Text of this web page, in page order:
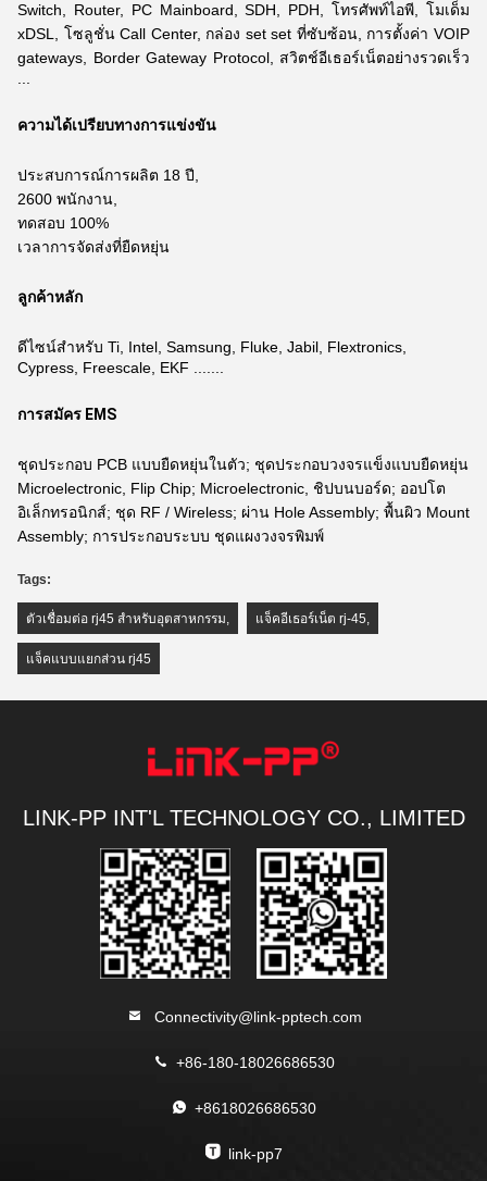
Switch, Router, PC Mainboard, SDH, PDH, โทรศัพท์ไอพี, โมเด็ม
xDSL,
โซลูชั่น Call Center, กล่อง set set ที่ซับซ้อน, การตั้งค่า VOIP
gateways, Border Gateway Protocol, สวิตช์อีเธอร์เน็ตอย่างรวดเร็ว
ความได้เปรียบทางการแข่งขัน
ประสบการณ์การผลิต 18 ปี,
2600 พนักงาน,
ทดสอบ 100%
เวลาการจัดส่งที่ยืดหยุ่น
ลูกค้าหลัก
ดีไซน์สำหรับ Ti, Intel, Samsung, Fluke, Jabil, Flextronics,
Cypress, Freescale, EKF .......
การสมัคร EMS
ชุดประกอบ PCB แบบยืดหยุ่นในตัว; ชุดประกอบวงจรแข็งแบบยืดหยุ่น
Microelectronic, Flip Chip; Microelectronic, ชิปบนบอร์ด; ออปโต
อิเล็กทรอนิกส์; ชุด RF / Wireless; ผ่าน Hole Assembly; พื้นผิว Mount
Assembly; การประกอบระบบ ชุดแผงวงจรพิมพ์
Tags:
ตัวเชื่อมต่อ rj45 สำหรับอุตสาหกรรม, แจ็คอีเธอร์เน็ต rj-45,
แจ็คแบบแยกส่วน rj45
LINK-PP INT'L TECHNOLOGY CO., LIMITED
Connectivity@link-pptech.com
+86-180-18026686530
+8618026686530
link-pp7